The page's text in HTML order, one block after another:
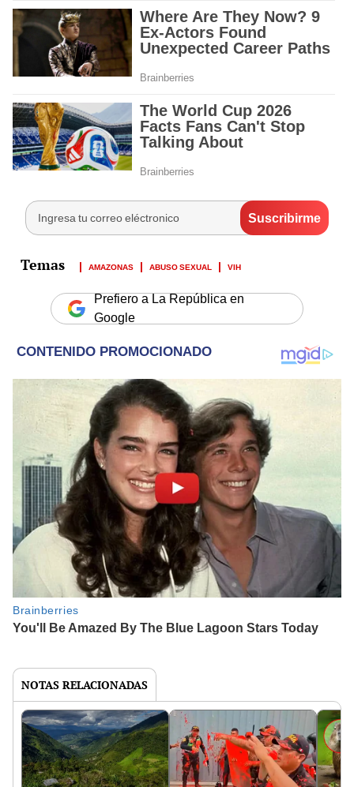
AMAZONAS ABUSO SEXUAL VIH
Prefiero a La República en
Google
NOTAS RELACIONADAS